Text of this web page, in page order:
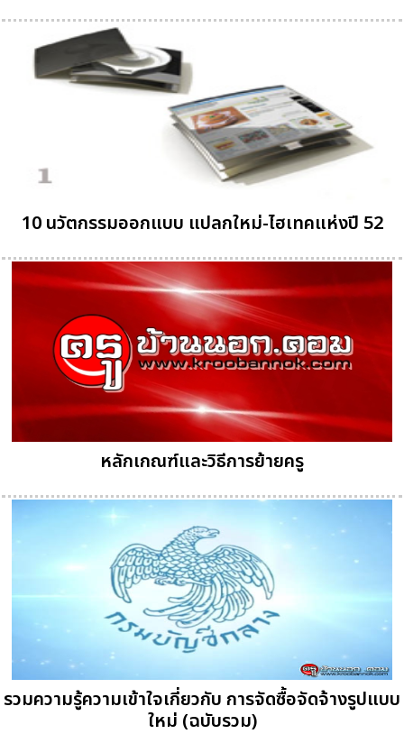
10 นวัตกรรมออกแบบ แปลกใหม่-ไฮเทคแห่งปี 52
หลักเกณฑ์และวิธีการย้ายครู
รวมความรู้ความเข้าใจเกี่ยวกับ การจัดซื้อจัดจ้างรูปแบบ
ใหม่ (ฉบับรวม)